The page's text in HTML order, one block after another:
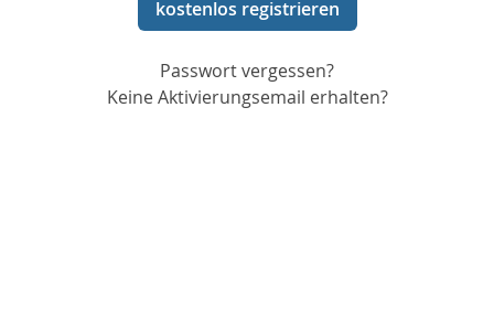
kostenlos registrieren
Passwort vergessen?
Keine Aktivierungsemail erhalten?